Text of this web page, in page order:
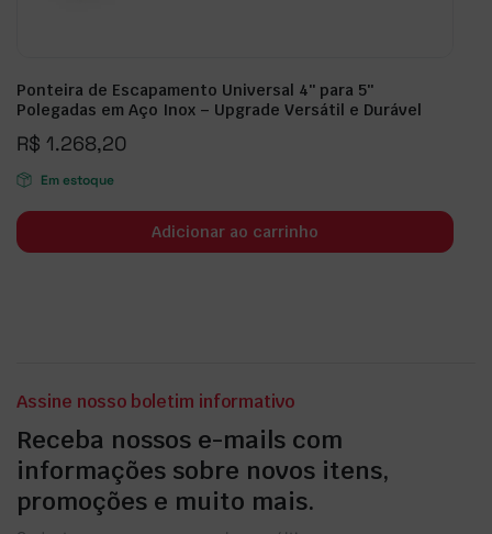
Ponteira de Escapamento Universal 4″ para 5″
Polegadas em Aço Inox – Upgrade Versátil e Durável
R$ 1.268,20
Em estoque
Adicionar ao carrinho
Assine nosso boletim informativo
Receba nossos e-mails com
informações sobre novos itens,
promoções e muito mais.